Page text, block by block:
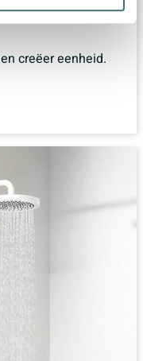
creëer eenheid.